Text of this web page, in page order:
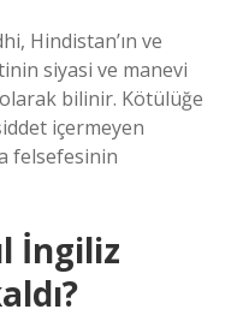
Hindistan’ın ve
siyasi ve manevi
bilinir. Kötülüğe
içermeyen
felsefesinin
İngiliz